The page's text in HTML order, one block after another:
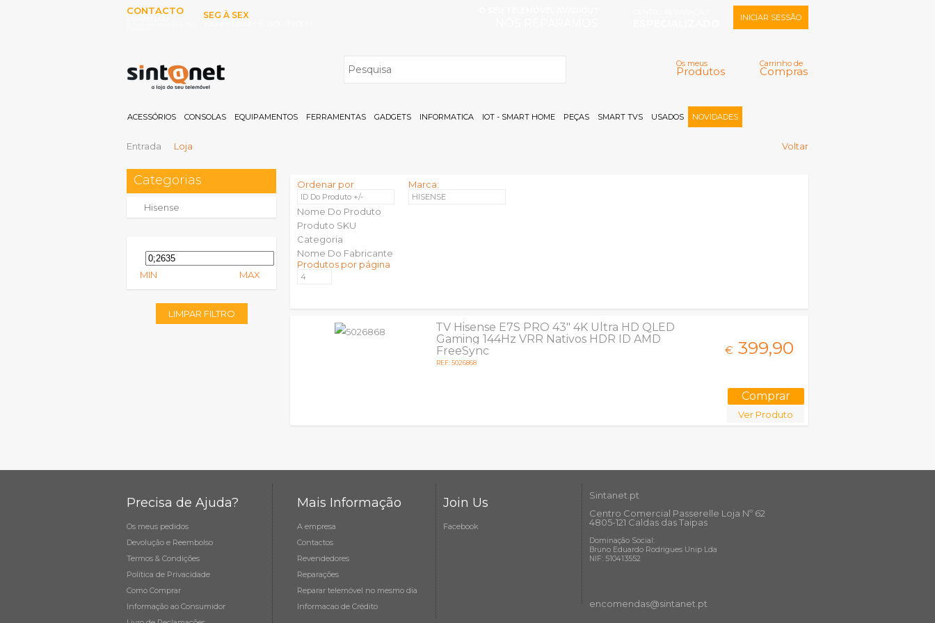
CONTACTO
SEG À SEX
Carrinho de
Compras
Os meus
Produtos
INICIAR SESSÃO
Memorizar
Registar |
ACESSÓRIOS CONSOLAS EQUIPAMENTOS FERRAMENTAS GADGETS INFORMATICA IOT - SMART HOME PEÇAS SMART TVS USADOS NOVIDADES
Entrada Loja Voltar
Categorias
Hisense
MIN MAX
LIMPAR FILTRO
Ordenar por
ID Do Produto +/-
Nome Do Produto
Produto SKU
Categoria
Nome Do Fabricante
Marca:
HISENSE
Produtos por página
TV Hisense E7S PRO 43" 4K Ultra HD QLED
Gaming 144Hz VRR Nativos HDR ID AMD
FreeSync
REF: 5026868
€ 399,90
Ver Produto
Precisa de Ajuda?
Os meus pedidos
Devolução e Reembolso
Termos & Condições
Política de Privacidade
Como Comprar
Informação ao Consumidor
Mais Informação
A empresa
Contactos
Revendedores
Reparações
Reparar telemóvel no mesmo dia
Informacao de Crédito
Join Us
Facebook
Sintanet.pt
Centro Comercial Passerelle Loja Nº 62
4805-121 Caldas das Taipas
Dominação Social:
Bruno Eduardo Rodrigues Unip Lda
NIF: 510413552
encomendas@sintanet .pt